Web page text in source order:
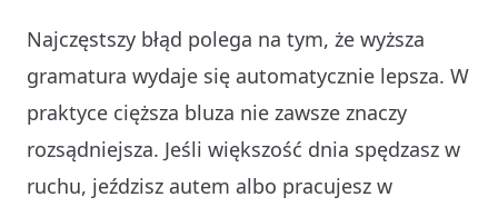
Najczęstszy błąd polega na tym, że wyższa
gramatura wydaje się automatycznie lepsza. W
praktyce cięższa bluza nie zawsze znaczy
rozsądniejsza. Jeśli większość dnia spędzasz w
ruchu, jeździsz autem albo pracujesz w